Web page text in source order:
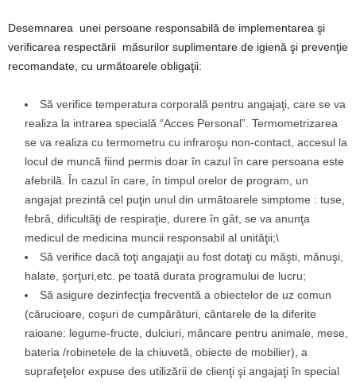
Desemnarea unei persoane responsabilă de implementarea şi
verificarea respectării măsurilor suplimentare de igienă şi prevenţie
recomandate, cu următoarele obligaţii:
Să verifice temperatura corporală pentru angajaţi, care se va
realiza la intrarea specială “Acces Personal”. Termometrizarea
se va realiza cu termometru cu infraroşu non-contact, accesul la
locul de muncă fiind permis doar în cazul în care persoana este
afebrilă. În cazul în care, în timpul orelor de program, un
angajat prezintă cel puţin unul din următoarele simptome : tuse,
febră, dificultăţi de respiraţie, durere în gât, se va anunţa
medicul de medicina muncii responsabil al unităţii;\
Să verifice dacă toţi angajaţii au fost dotaţi cu măşti, mănuşi,
halate, şorţuri,etc. pe toată durata programului de lucru;
Să asigure dezinfecţia frecventă a obiectelor de uz comun
(cărucioare, coşuri de cumpărături, cântarele de la diferite
raioane: legume-fructe, dulciuri, mâncare pentru animale, mese,
bateria /robinetele de la chiuvetă, obiecte de mobilier), a
suprafeţelor expuse des utilizării de clienţi şi angajaţi în special